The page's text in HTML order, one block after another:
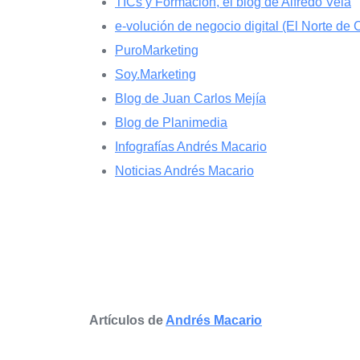
e-volución de negocio digital (El Norte de
PuroMarketing
Soy.Marketing
Blog de Juan Carlos Mejía
Blog de Planimedia
Infografías Andrés Macario
Noticias Andrés Macario
Artículos de Andrés Macario